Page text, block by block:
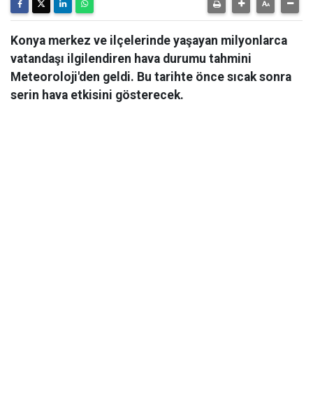
Konya merkez ve ilçelerinde yaşayan milyonlarca
vatandaşı ilgilendiren hava durumu tahmini
Meteoroloji'den geldi. Bu tarihte önce sıcak sonra
serin hava etkisini gösterecek.